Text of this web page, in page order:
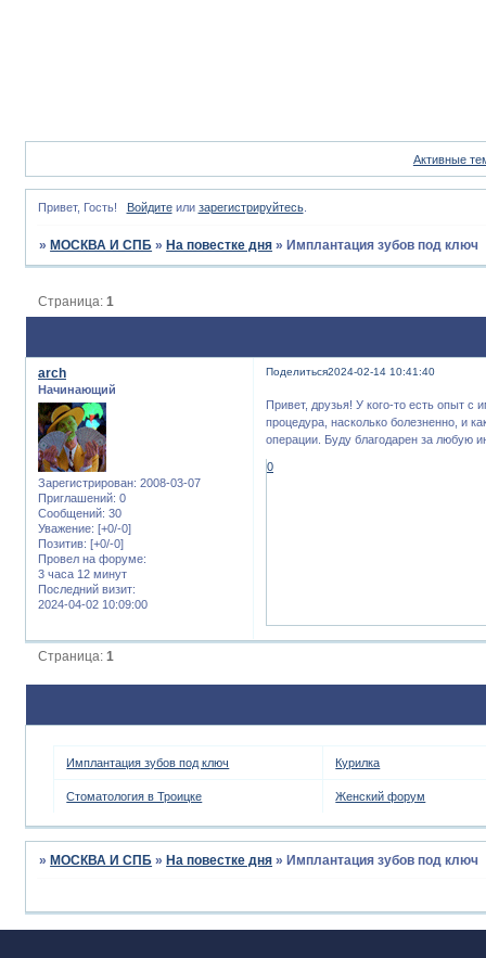
Активные
Привет, Гость! Войдитеили зарегистрируйтесь.
» МОСКВА И СПБ » На повестке дня » Имплантация зубов под ключ
Страница:1
Поделиться2024-02-14 10:41:40
arch
Начинающий
Зарегистрирован: 2008-03-07
Приглашений: 0
Сообщений: 30
Уважение: [+0/-0]
Позитив: [+0/-0]
Провел на форуме:
3 часа 12 минут
Последний визит:
2024-04-02 10:09:00
Привет, друзья! У кого-то есть опыт с
процедура, насколько болезненно, и
операции. Буду благодарен за любую
0
Страница:1
Имплантация зубов под ключ Курилка
Стоматология в Троицке Женский форум
» МОСКВА И СПБ » На повестке дня » Имплантация зубов под ключ